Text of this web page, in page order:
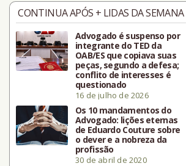
CONTINUA APÓS + LIDAS DA SEMANA
Advogado é suspenso por
integrante do TED da
OAB/ES que copiava suas
peças, segundo a defesa;
conflito de interesses é
questionado
16 de julho de 2026
Os 10 mandamentos do
Advogado: lições eternas
de Eduardo Couture sobre
o dever e a nobreza da
profissão
30 de abril de 2020